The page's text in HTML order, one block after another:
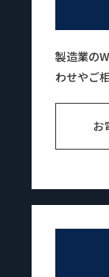
製造業の
わせやご
お